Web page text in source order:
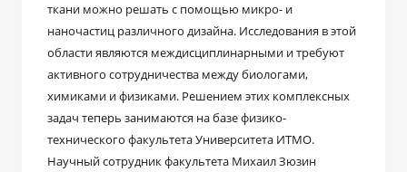
ткани можно решать с помощью микро- и
наночастиц различного дизайна. Исследования в этой
области являются междисциплинарными и требуют
активного сотрудничества между биологами,
химиками и физиками. Решением этих комплексных
задач теперь занимаются на базе физико-
технического факультета Университета ИТМО.
Научный сотрудник факультета Михаил Зюзин